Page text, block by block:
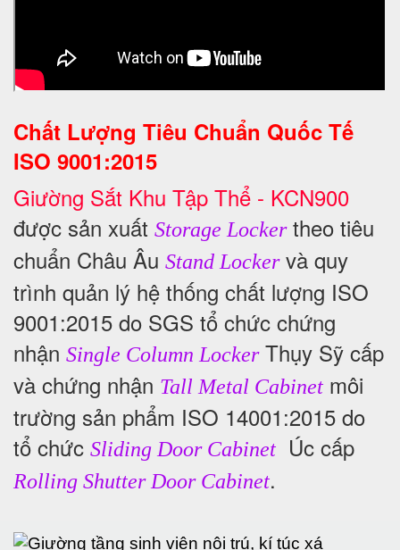
Chất Lượng Tiêu Chuẩn Quốc Tế
ISO 9001:2015
Giường Sắt Khu Tập Thể - KCN900
được sản xuất Storage Lockertheo tiêu
chuẩn Châu Âu Stand Lockervà quy
trình quản lý hệ thống chất lượng ISO
9001:2015 do SGS tổ chức chứng
nhận Single Column LockerThụy Sỹ cấp
và chứng nhận Tall Metal Cabinet môi
trường sản phẩm ISO 14001:2015 do
tổ chức Sliding Door Cabinet Úc cấp
Rolling Shutter Door Cabinet.